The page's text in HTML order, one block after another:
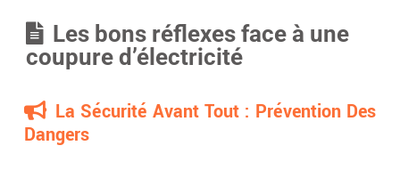
Les bons réflexes face à une
coupure d’électricité
La Sécurité Avant Tout : Prévention Des
Dangers